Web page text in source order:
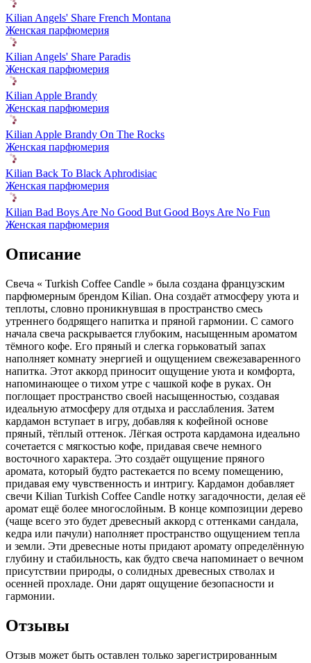
Kilian Angels' Share French Montana
Женская парфюмерия
Kilian Angels' Share Paradis
Женская парфюмерия
Kilian Apple Brandy
Женская парфюмерия
Kilian Apple Brandy On The Rocks
Женская парфюмерия
Kilian Back To Black Aphrodisiac
Женская парфюмерия
Kilian Bad Boys Are No Good But Good Boys Are No Fun
Женская парфюмерия
Описание
Свеча « Turkish Coffee Candle » была создана французским
парфюмерным брендом Kilian. Она создаёт атмосферу уюта и
теплоты, словно проникнувшая в пространство смесь
утреннего бодрящего напитка и пряной гармонии. С самого
начала свеча раскрывается глубоким, насыщенным ароматом
тёмного кофе. Его пряный и слегка горьковатый запах
наполняет комнату энергией и ощущением свежезаваренного
напитка. Этот аккорд приносит ощущение уюта и комфорта,
напоминающее о тихом утре с чашкой кофе в руках. Он
поглощает пространство своей насыщенностью, создавая
идеальную атмосферу для отдыха и расслабления. Затем
кардамон вступает в игру, добавляя к кофейной основе
пряный, тёплый оттенок. Лёгкая острота кардамона идеально
сочетается с мягкостью кофе, придавая свече немного
восточного характера. Это создаёт ощущение пряного
аромата, который будто растекается по всему помещению,
придавая ему чувственность и интригу. Кардамон добавляет
свечи Kilian Turkish Coffee Candle нотку загадочности, делая её
аромат ещё более многослойным. В конце композиции дерево
(чаще всего это будет древесный аккорд с оттенками сандала,
кедра или пачули) наполняет пространство ощущением тепла
и земли. Эти древесные ноты придают аромату определённую
глубину и стабильность, как будто свеча напоминает о вечном
присутствии природы, о солидных древесных стволах и
осенней прохладе. Они дарят ощущение безопасности и
гармонии.
Отзывы
Отзыв может быть оставлен только зарегистрированным